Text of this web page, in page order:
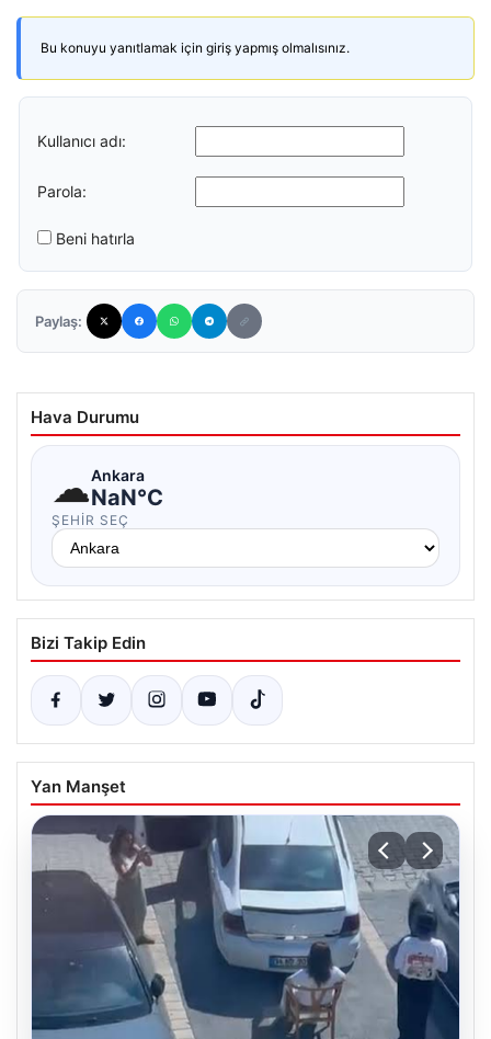
Bu konuyu yanıtlamak için giriş yapmış olmalısınız.
Kullanıcı adı:
Parola:
Beni hatırla
Paylaş:
Hava Durumu
☁Ankara
NaN°C
ŞEHIR SEÇ
Bizi Takip Edin
Yan Manşet